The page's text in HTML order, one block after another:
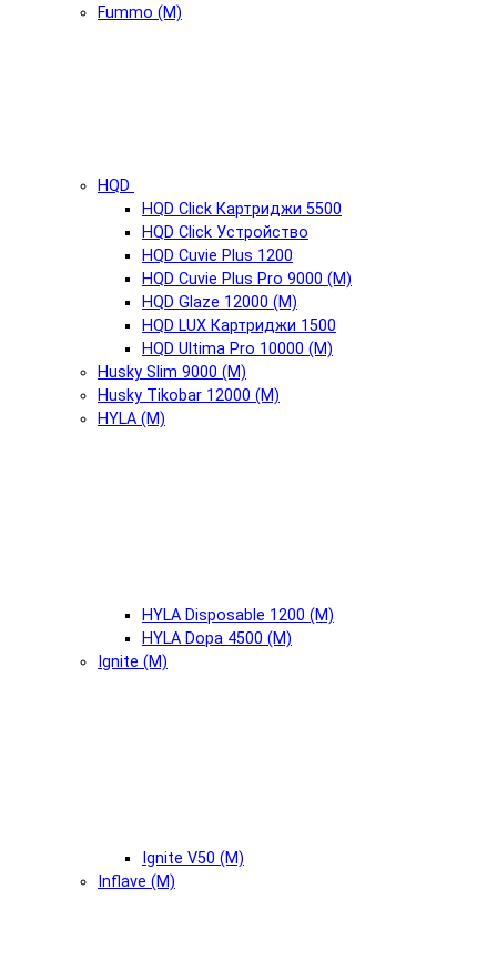
Fummo (М)
HQD
HQD Click Картриджи 5500
HQD Click Устройство
HQD Cuvie Plus 1200
HQD Cuvie Plus Pro 9000 (М)
HQD Glaze 12000 (М)
HQD LUX Картриджи 1500
HQD Ultima Pro 10000 (М)
Husky Slim 9000 (М)
Husky Tikobar 12000 (М)
HYLA (М)
HYLA Disposable 1200 (М)
HYLA Dopa 4500 (М)
Ignite (М)
Ignite V50 (М)
Inflave (М)